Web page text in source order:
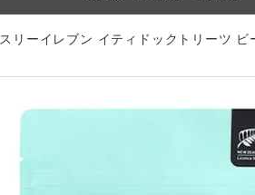
スリーイレブン イティドックトリーツ